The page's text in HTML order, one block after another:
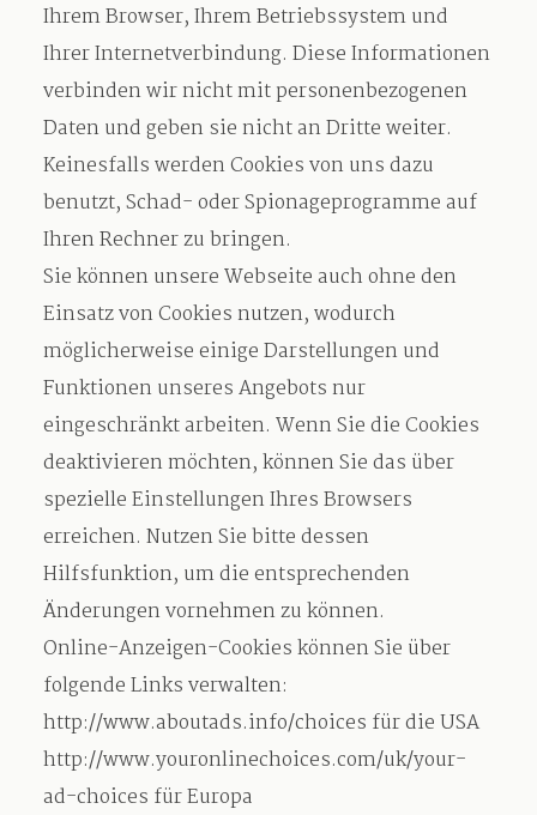
Ihrem Browser, Ihrem Betriebssystem und
Ihrer Internetverbindung. Diese Informationen
verbinden wir nicht mit personenbezogenen
Daten und geben sie nicht an Dritte weiter.
Keinesfalls werden Cookies von uns dazu
benutzt, Schad- oder Spionageprogramme auf
Ihren Rechner zu bringen.
Sie können unsere Webseite auch ohne den
Einsatz von Cookies nutzen, wodurch
möglicherweise einige Darstellungen und
Funktionen unseres Angebots nur
eingeschränkt arbeiten. Wenn Sie die Cookies
deaktivieren möchten, können Sie das über
spezielle Einstellungen Ihres Browsers
erreichen. Nutzen Sie bitte dessen
Hilfsfunktion, um die entsprechenden
Änderungen vornehmen zu können.
Online-Anzeigen-Cookies können Sie über
folgende Links verwalten:
http://www.aboutads.info/choices für die USA
http://www.youronlinechoices.com/uk/your-
ad-choices für Europa